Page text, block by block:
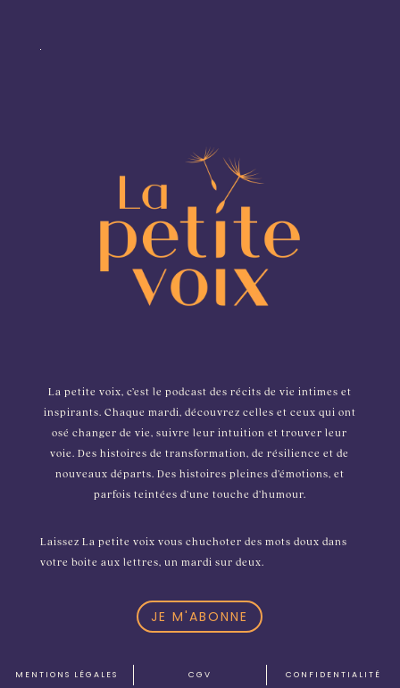
La petite voix, c’est le podcast des récits de vie intimes et
inspirants. Chaque mardi, découvrez celles et ceux qui ont
osé changer de vie, suivre leur intuition et trouver leur
voie. Des histoires de transformation, de résilience et de
nouveaux départs. Des histoires pleines d’émotions, et
parfois teintées d’une touche d’humour.
Laissez La petite voix vous chuchoter des mots doux dans
votre boite aux lettres, un mardi sur deux.
JE M'ABONNE
MENTIONS L ÉGALES CGV CONFIDENTIALIT É